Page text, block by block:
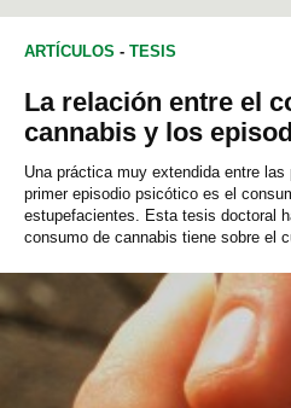
ARTÍCULOS - TESIS
La relación entre el
cannabis y los
Una práctica muy extendida entre
primer episodio psicótico es el
estupefacientes. Esta tesis doctoral
consumo de cannabis tiene sobre el